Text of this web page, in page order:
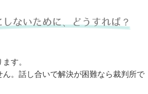
しないために、どうすれば？
す。
。話し合いで解決が困難なら裁判所で